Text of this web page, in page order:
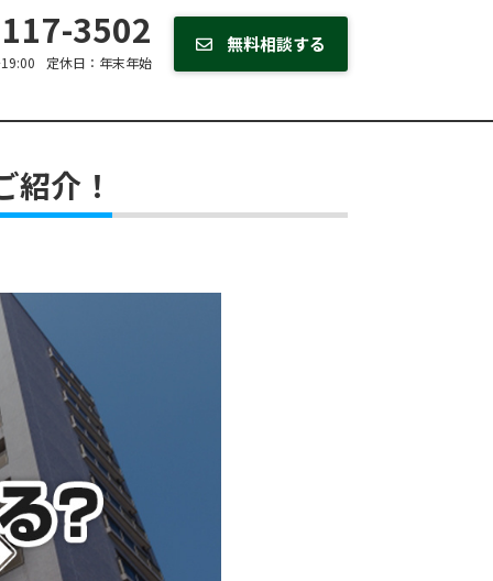
3502
定休日： 年末年始
無料相談する
介！